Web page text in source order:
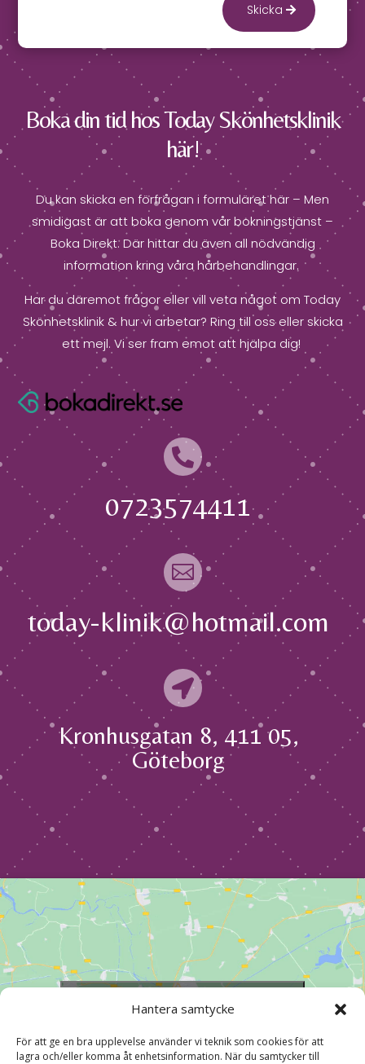
Hantera samtycke
För att ge en bra upplevelse använder vi teknik som cookies för att
lagra och/eller komma åt enhetsinformation. När du samtycker till
Skicka
Boka din tid hos Today Skönhetsklinik
här!
Du kan skicka en förfrågan i formuläret här – Men
smidigast är att boka genom vår bokningstjänst –
Boka Direkt. Där hittar du även all nödvändig
information kring våra hårbehandlingar.
Har du däremot frågor eller vill veta något om Today
Skönhetsklinik & hur vi arbetar? Ring till oss eller skicka
ett mejl. Vi ser fram emot att hjälpa dig!

0723574411

today-klinik@hotmail.com

Kronhusgatan 8, 411 05,
Göteborg
cookies och aktivera detta innehåll